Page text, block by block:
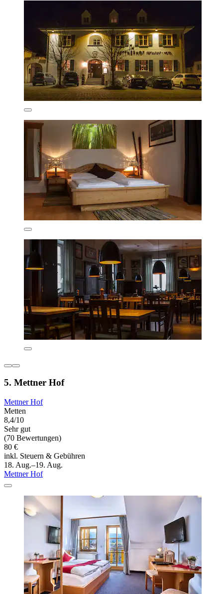
5. Mettner Hof
Mettner Hof
Metten
8,4/10
Sehr gut
(70 Bewertungen)
80 €
inkl. Steuern & Gebühren
18. Aug.–19. Aug.
Mettner Hof